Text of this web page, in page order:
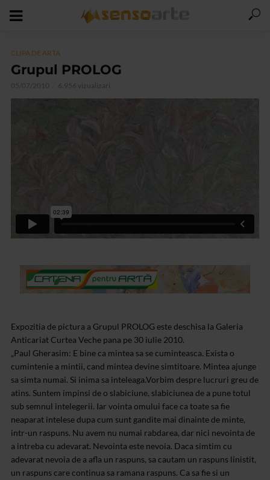
CLIPA DE ARTA
Grupul PROLOG
05/07/2010 6.956 vizualizari
Expozitia de pictura a Grupul PROLOG este deschisa la Galeria
Anticariat Curtea Veche pana pe 30 iulie 2010.
„Paul Gherasim: E bine ca mintea sa se cuminteasca. Exista o
cumintenie a mintii, cand mintea devine simtitoare. Mintea ajunge
sa simta numai. Si inima sa inteleaga.Vorbim despre lucruri greu de
atins. Suntem impinsi de o slabiciune, slabiciunea de a pune totul
sub semnul intelegerii. Iar vointa omului face ca toate sa fie
neaparat intelese dupa cum sunt gandite mai dinainte de minte,
intr-un raspuns. Nu avem nu numai rabdarea, dar nici nevointa de
a intreba cu adevarat. Nevointa este nevoia. Daca simtim cu
adevarat nevoia de a afla un raspuns, sa cautam un raspuns linistit,
un raspuns care continua sa ramana raspuns. Ca sa fie si un